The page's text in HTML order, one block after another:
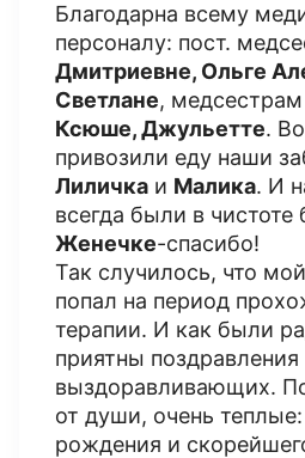
Благодарна всему
персоналу: пост.
Дмитриевне, Ольге
Светлане, медсестрам
Ксюше, Джульетте.
привозили еду наши
Лиличка и Малика. И
всегда были в чистоте
Женечке-спасибо!
Так случилось, что
попал на период
терапии. И как были
приятны
выздоравливающих.
от души, очень
рождения и